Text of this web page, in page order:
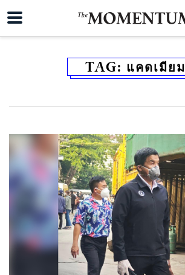
TAG: แคดเมียม